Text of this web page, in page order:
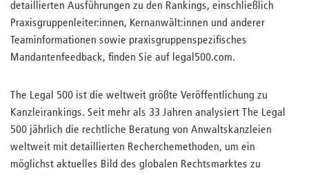
detaillierten Ausführungen zu den Rankings, einschließlich
Praxisgruppenleiter:innen, Kernanwält:innen und anderer
Teaminformationen sowie praxisgruppenspezifisches
Mandantenfeedback, finden Sie auf legal500.com.
The Legal 500 ist die weltweit größte Veröffentlichung zu
Kanzleirankings. Seit mehr als 33 Jahren analysiert The Legal
500 jährlich die rechtliche Beratung von Anwaltskanzleien
weltweit mit detaillierten Recherchemethoden, um ein
möglichst aktuelles Bild des globalen Rechtsmarktes zu